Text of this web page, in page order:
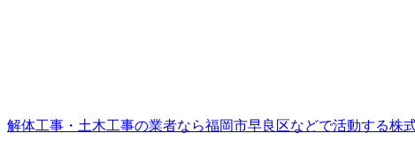
解体工事・土木工事の業者なら福岡市早良区などで活動する株